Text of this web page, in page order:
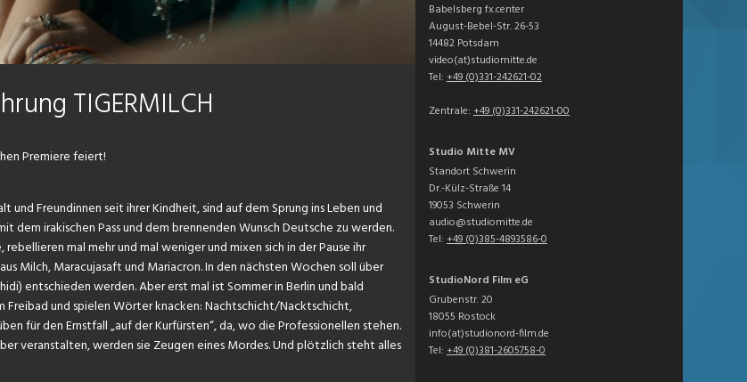
TIGERMILCH
Premiere feiert!
und Freundinnen seit ihrer Kindheit, sind auf dem Sprung ins Leben und
irakischen Pass und dem brennenden Wunsch Deutsche zu werden.
mal mehr und mal weniger und mixen sich in der Pause ihr
Milch, Maracujasaft und Mariacron. In den nächsten Wochen soll über
entschieden werden. Aber erst mal ist Sommer in Berlin und bald
und spielen Wörter knacken: Nachtschicht/Nacktschicht,
für den Ernstfall „auf der Kurfürsten“, da, wo die Professionellen stehen.
veranstalten, werden sie Zeugen eines Mordes. Und plötzlich steht alles
Babelsberg fx.center
August-Bebel-Str. 26-53
14482 Potsdam
video(at)studiomitte.de
Tel: +49 (0)331-242621-02
Zentrale: +49 (0)331-242621-00
Studio Mitte MV
Standort Schwerin
Dr.-Külz-Straße 14
19053 Schwerin
audio@studiomitte.de
Tel: +49 (0)385-4893586-0
StudioNord Film eG
Grubenstr. 20
18055 Rostock
info(at)studionord-film.de
Tel: +49 (0)381-2605758-0